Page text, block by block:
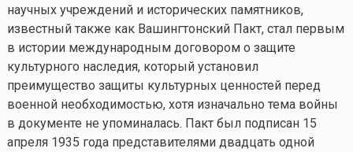
научных учреждений и исторических памятников,
известный также как Вашингтонский Пакт, стал первым
в истории международным договором о защите
культурного наследия, который установил
преимущество защиты культурных ценностей перед
военной необходимостью, хотя изначально тема войны
в документе не упоминалась. Пакт был подписан 15
апреля 1935 года представителями двадцать одной